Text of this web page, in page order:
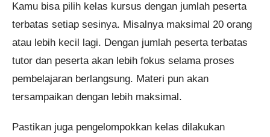
Kamu bisa pilih kelas kursus dengan jumlah peserta
terbatas setiap sesinya. Misalnya maksimal 20 orang
atau lebih kecil lagi. Dengan jumlah peserta terbatas
tutor dan peserta akan lebih fokus selama proses
pembelajaran berlangsung. Materi pun akan
tersampaikan dengan lebih maksimal.
Pastikan juga pengelompokkan kelas dilakukan